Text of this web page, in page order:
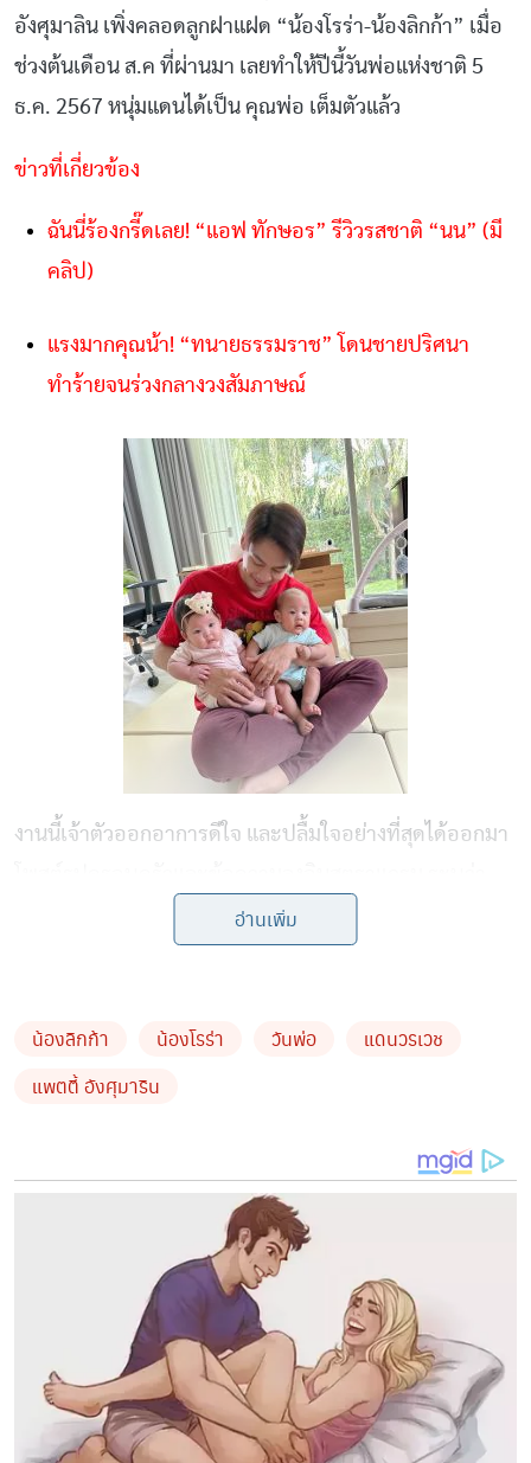
อังศุมาลิน เพิ่งคลอดลูกฝาแฝด “น้องโรร่า-น้องลิกก้า” เมื่อ
ช่วงต้นเดือน ส.ค ที่ผ่านมา เลยทำให้ปีนี้วันพ่อแห่งชาติ 5
ธ.ค. 2567 หนุ่มแดนได้เป็น คุณพ่อ เต็มตัวแล้ว
ข่าวที่เกี่ยวข้อง
ฉันนี่ร้องกรี๊ดเลย! “แอฟ ทักษอร” รีวิวรสชาติ “นน” (มี
คลิป)
แรงมากคุณน้า! “ทนายธรรมราช” โดนชายปริศนา
ทำร้ายจนร่วงกลางวงสัมภาษณ์
งานนี้เจ้าตัวออกอาการดีใจ และปลื้มใจอย่างที่สุดได้ออกมา
“วันพ่อปีแรกที่ได้นั่งในฝั่งพ่อ จากที่เคยเอาแต่รับความรัก
พ่อรักลูกมากๆๆๆๆนะครับ”
อ่านเพิ่ม
น้องลิกก้า น้องโรร่า วันพ่อ
แดนวรเวช
แพตตี้ อังศุมาริน